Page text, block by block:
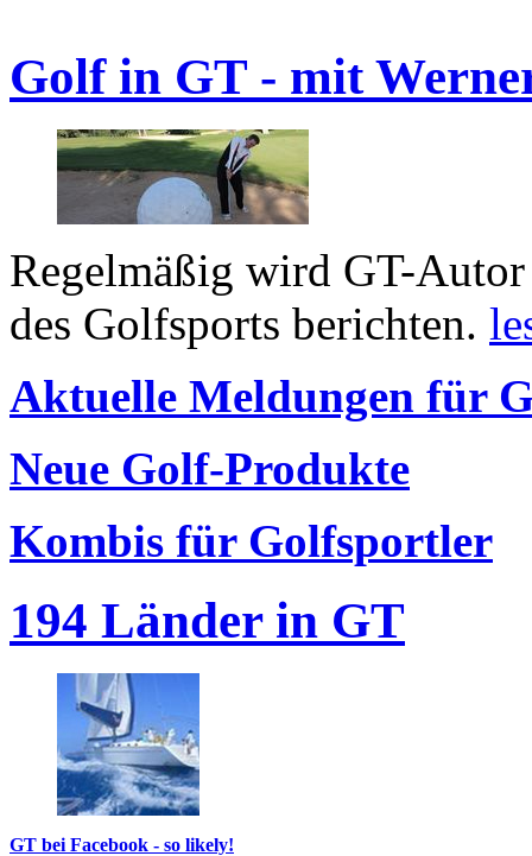
Golf in GT - mit
Regelmäßig wird GT-
des Golfsports berichten.
Aktuelle Meldungen für
Neue Golf-Produkte
Kombis für Golfsportler
194 Länder in GT
GT bei Facebook - so likely!